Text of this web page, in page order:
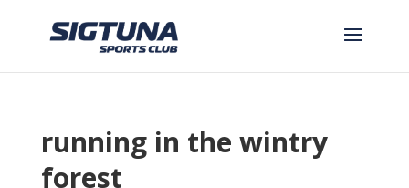
running in the wintry
forest